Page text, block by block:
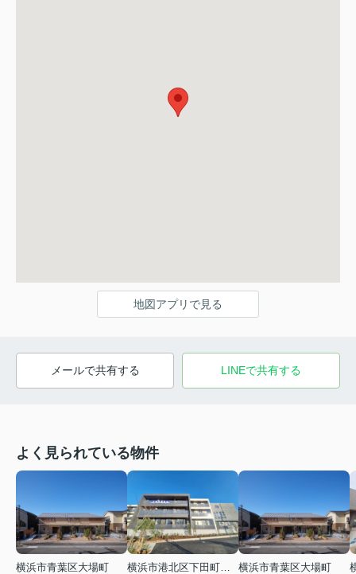
地図アプリで見る
メールで共有する LINEで共有する
よく見られている物件
横浜市青葉区大場町
横浜市青葉区大場町